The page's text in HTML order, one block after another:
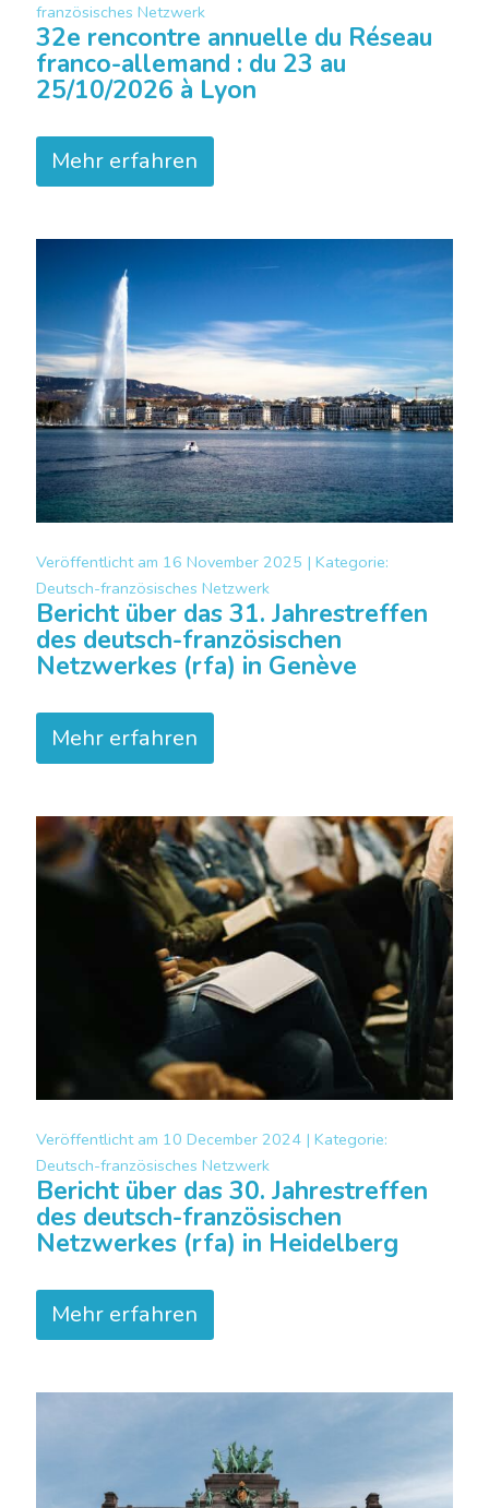
französisches Netzwerk
32e rencontre annuelle du Réseau
franco-allemand : du 23 au
25/10/2026 à Lyon
Mehr erfahren
Veröffentlicht am 16 November 2025 | Kategorie:
Deutsch-französisches Netzwerk
Bericht über das 31. Jahrestreffen
des deutsch-französischen
Netzwerkes (rfa) in Genève
Mehr erfahren
Veröffentlicht am 10 December 2024 | Kategorie:
Deutsch-französisches Netzwerk
Bericht über das 30. Jahrestreffen
des deutsch-französischen
Netzwerkes (rfa) in Heidelberg
Mehr erfahren